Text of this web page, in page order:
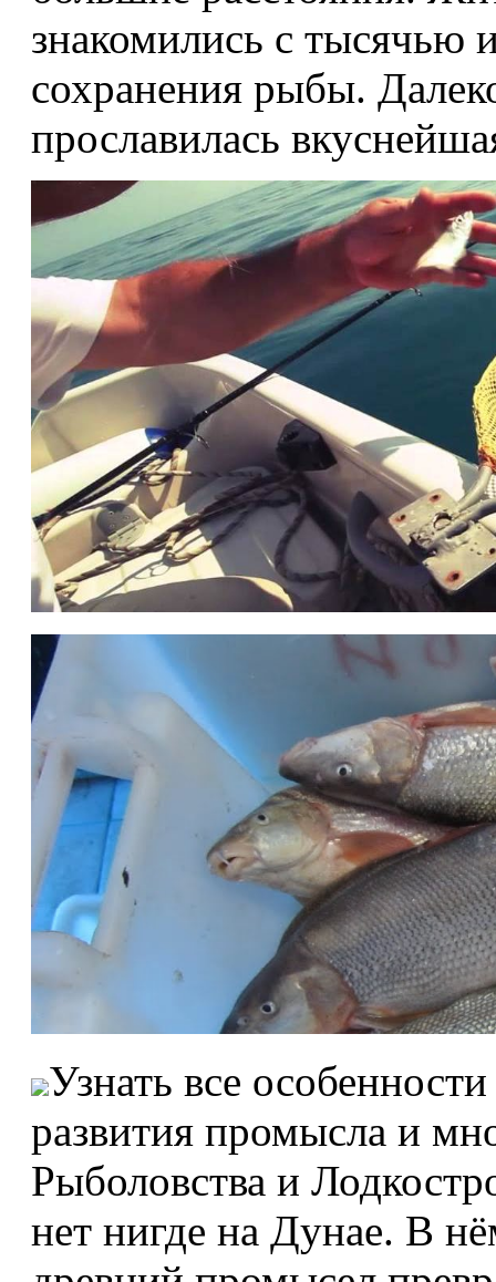
знакомились с
сохранения рыбы.
прославилась
Узнать все
развития промысла и
Рыболовства и
нет нигде на Дунае. В